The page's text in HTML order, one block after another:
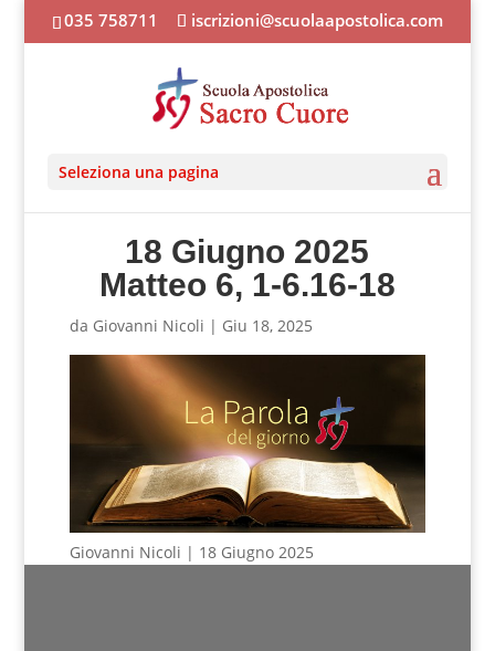
035 758711 iscrizioni@scuolaapostolica.com
Seleziona una pagina
18 Giugno 2025
Matteo 6, 1-6.16-18
da Giovanni Nicoli | Giu 18, 2025
Giovanni Nicoli | 18 Giugno 2025